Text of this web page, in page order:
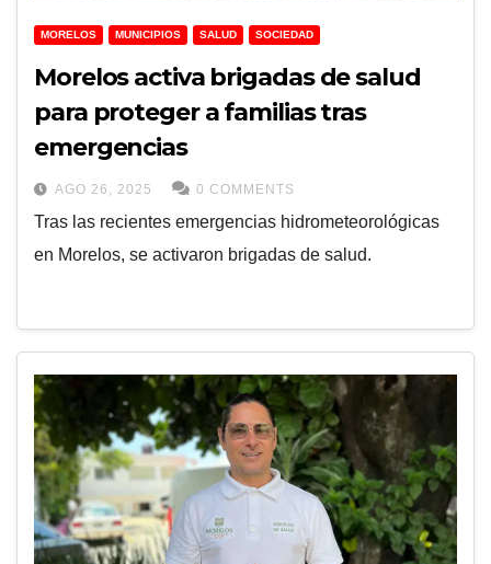
MORELOS MUNICIPIOS SALUD SOCIEDAD
Morelos activa brigadas de salud
para proteger a familias tras
emergencias
AGO 26, 2025 0 COMMENTS
Tras las recientes emergencias hidrometeorológicas
en Morelos, se activaron brigadas de salud.